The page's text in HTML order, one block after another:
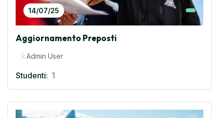
14/07/25
Aggiornamento Preposti
Admin User
Studenti: 1